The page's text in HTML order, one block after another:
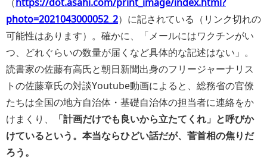
photo=2021043000052_2）に記されている（リンク切れの
可能性はあります）。確かに、「メールにはワクチンがい
つ、どれぐらいの数量が届くなど具体的な記述はない」。
読書家の佐藤有高氏と朝日新聞出身のフリージャーナリス
トの佐藤章氏の対談Youtube動画によると、総務省の官僚
たちは全国の地方自治体・基礎自治体の担当者に連絡をか
けまくり、
「計画だけでも良いから立たてくれ」と呼びか
けているという。本当ならひどい話だが、菅首相の焦りだ
ろう。